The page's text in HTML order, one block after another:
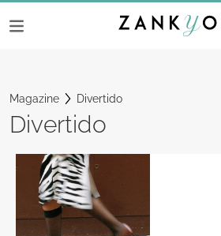
Magazine Divertido
Divertido